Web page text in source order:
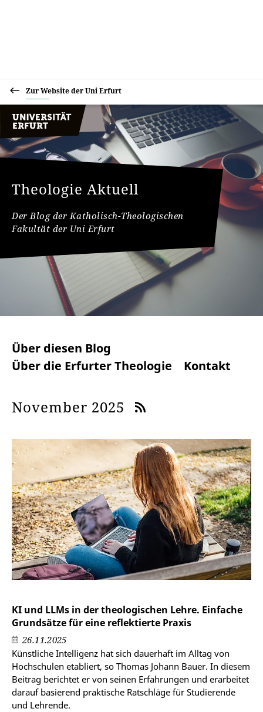
Zur Website der Uni Erfurt
Theologie Aktuell
Der Blog der Katholisch-Theologischen
Fakultät der Uni Erfurt
Über diesen Blog
Über die Erfurter Theologie
Kontakt
November 2025
KI und LLMs in der theologischen Lehre. Einfache
Grundsätze für eine reflektierte Praxis
26.11.2025
Künstliche Intelligenz hat sich dauerhaft im Alltag von
Hochschulen etabliert, so Thomas Johann Bauer. In diesem
Beitrag berichtet er von seinen Erfahrungen und erarbeitet
darauf basierend praktische Ratschläge für Studierende
und Lehrende.